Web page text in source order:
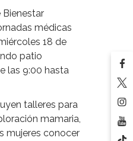
Bienestar
médicas
18 de
patio
las 9:00 hasta
talleres para
mamaria,
mujeres conocer